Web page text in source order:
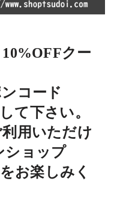
10%OFFクー
コード
て下さい。
用いただけ
ショップ
お楽しみく